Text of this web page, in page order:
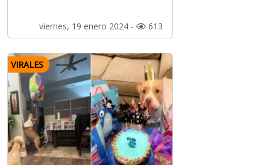
viernes, 19 enero 2024 - 613
VIRALES